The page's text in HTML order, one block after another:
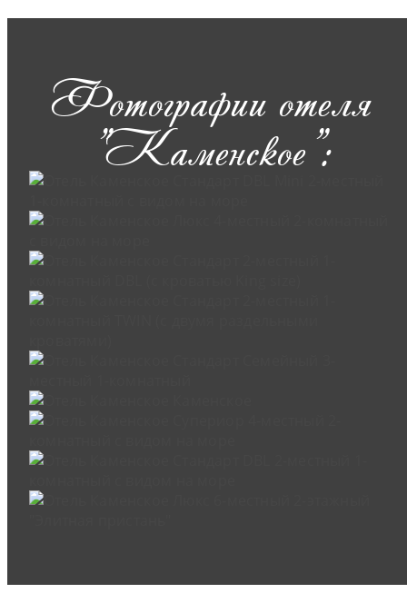
Фотографии отеля
"Каменское":